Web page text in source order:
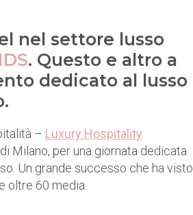
nel settore lusso
. Questo e altro a
dedicato al lusso
– Luxury Hospitality
Milano, per una giornata dedicata
Un grande successo che ha visto
oltre 60 media.